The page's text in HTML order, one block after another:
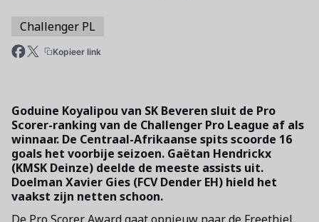
Challenger PL
Kopieer link
Goduine Koyalipou van SK Beveren sluit de Pro
Scorer-ranking van de Challenger Pro League af als
winnaar. De Centraal-Afrikaanse spits scoorde 16
goals het voorbije seizoen. Gaëtan Hendrickx
(KMSK Deinze) deelde de meeste assists uit.
Doelman Xavier Gies (FCV Dender EH) hield het
vaakst zijn netten schoon.